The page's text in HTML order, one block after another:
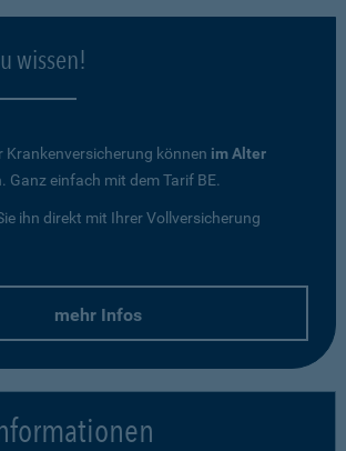
wissen!
Krankenversicherung können im Alter
Ganz einfach mit dem Tarif BE.
ihn direkt mit Ihrer Vollversicherung
mehr Infos